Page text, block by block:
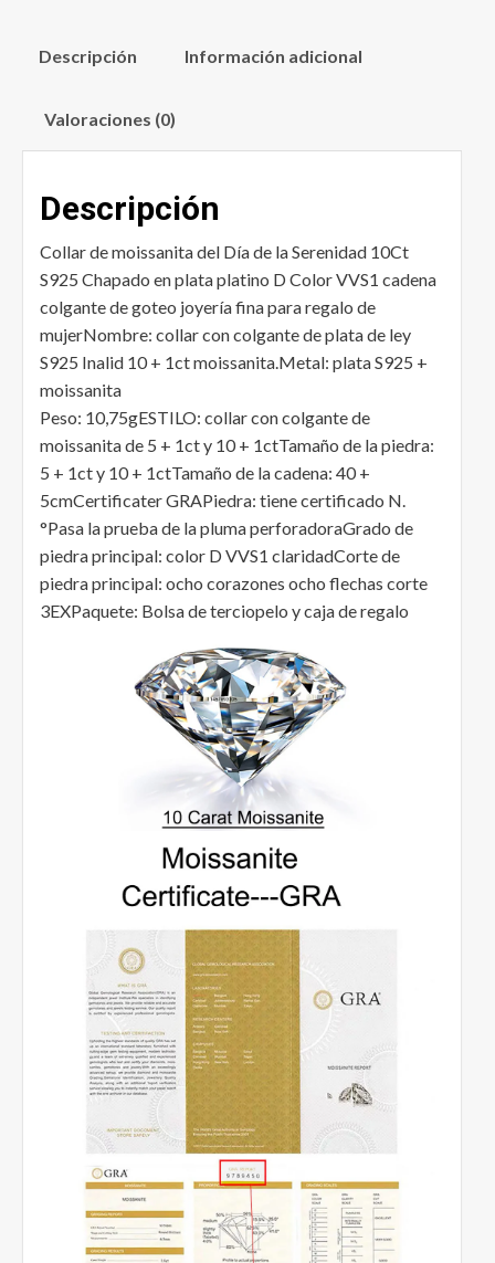
Descripción Información adicional
Valoraciones (0)
Descripción
Collar de moissanita del Día de la Serenidad 10Ct
S925 Chapado en plata platino D Color VVS1 cadena
colgante de goteo joyería fina para regalo de
mujerNombre: collar con colgante de plata de ley
S925 Inalid 10 + 1ct moissanita.Metal: plata S925 +
moissanita
Peso: 10,75gESTILO: collar con colgante de
moissanita de 5 + 1ct y 10 + 1ctTamaño de la piedra:
5 + 1ct y 10 + 1ctTamaño de la cadena: 40 +
5cmCertificater GRAPiedra: tiene certificado N.
°Pasa la prueba de la pluma perforadoraGrado de
piedra principal: color D VVS1 claridadCorte de
piedra principal: ocho corazones ocho flechas corte
3EXPaquete: Bolsa de terciopelo y caja de regalo